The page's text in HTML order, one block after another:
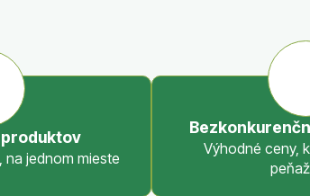
p
jednom mieste
Výhodné ceny,